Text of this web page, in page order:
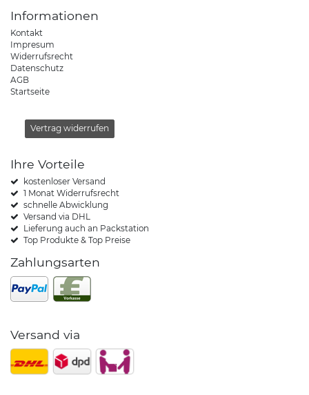
Informationen
Kontakt
Impresum
Widerrufsrecht
Datenschutz
AGB
Startseite
Vertrag widerrufen
Ihre Vorteile
kostenloser Versand
1 Monat Widerrufsrecht
schnelle Abwicklung
Versand via DHL
Lieferung auch an Packstation
Top Produkte & Top Preise
Zahlungsarten
Versand via